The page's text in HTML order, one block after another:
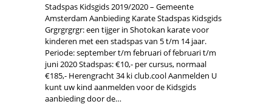
Stadspas Kidsgids 2019/2020 – Gemeente
Amsterdam Aanbieding Karate Stadspas Kidsgids
Grgrgrgrgr: een tijger in Shotokan karate voor
kinderen met een stadspas van 5 t/m 14 jaar.
Periode: september t/m februari of februari t/m
juni 2020 Stadspas: €10,- per cursus, normaal
€185,- Herengracht 34 ki club.cool Aanmelden U
kunt uw kind aanmelden voor de Kidsgids
aanbieding door de…